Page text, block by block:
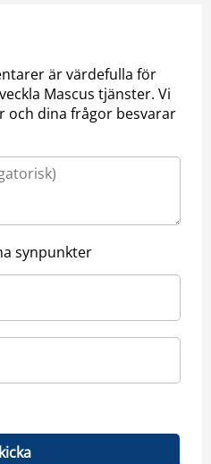
är värdefulla för
Mascus tjänster. Vi
och dina frågor besvarar
synpunkter